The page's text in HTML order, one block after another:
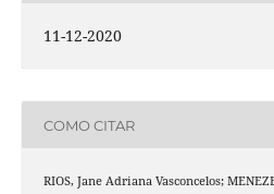
11-12-2020
COMO CITAR
RIOS, Jane Adriana Vasconcelos;